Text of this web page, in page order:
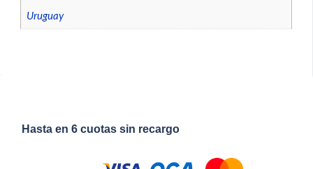
Uruguay
Hasta en 6 cuotas sin recargo